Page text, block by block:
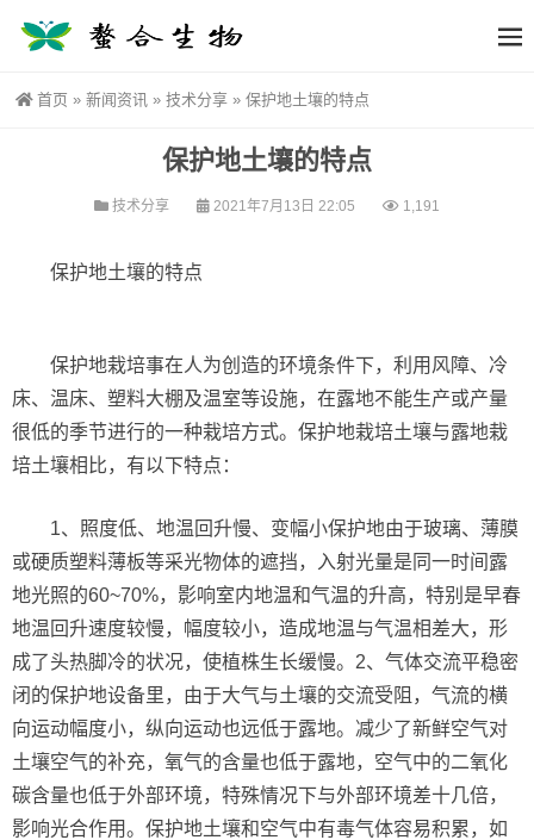
首页 » 新闻资讯 » 技术分享 » 保护地土壤的特点
保护地土壤的特点
技术分享 2021年7月13日 22:05 1,191
保护地土壤的特点
保护地栽培事在人为创造的环境条件下，利用风障、冷
床、温床、塑料大棚及温室等设施，在露地不能生产或产量
很低的季节进行的一种栽培方式。保护地栽培土壤与露地栽
培土壤相比，有以下特点：
1、照度低、地温回升慢、变幅小保护地由于玻璃、薄膜
或硬质塑料薄板等采光物体的遮挡，入射光量是同一时间露
地光照的60~70%，影响室内地温和气温的升高，特别是早春
地温回升速度较慢，幅度较小，造成地温与气温相差大，形
成了头热脚冷的状况，使植株生长缓慢。2、气体交流平稳密
闭的保护地设备里，由于大气与土壤的交流受阻，气流的横
向运动幅度小，纵向运动也远低于露地。减少了新鲜空气对
土壤空气的补充，氧气的含量也低于露地，空气中的二氧化
碳含量也低于外部环境，特殊情况下与外部环境差十几倍，
影响光合作用。保护地土壤和空气中有毒气体容易积累，如